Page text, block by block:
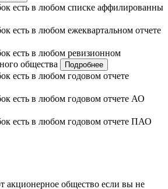
есть в любом списке аффилированны
есть в любом ежеквартальном отчете
есть в любом ревизионном
общества
Подробнее
есть в любом годовом отчете
есть в любом годовом отчете АО
есть в любом годовом отчете ПАО
акционерное общество если вы не